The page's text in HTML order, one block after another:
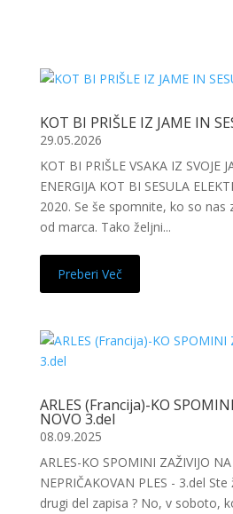
KOT BI PRIŠLE IZ JAME IN
29.05.2026
KOT BI PRIŠLE VSAKA IZ SVOJE
ENERGIJA KOT BI SESULA
2020. Se še spomnite, ko so nas
od marca. Tako željni...
Preberi Več
ARLES (Francija)-KO
NOVO 3.del
08.09.2025
ARLES-KO SPOMINI ZAŽIVIJO
NEPRIČAKOVAN PLES - 3.del
drugi del zapisa ? No, v soboto,